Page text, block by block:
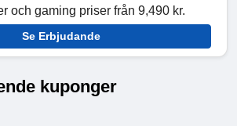
och gaming priser från 9,490 kr.
Se Erbjudande
kuponger